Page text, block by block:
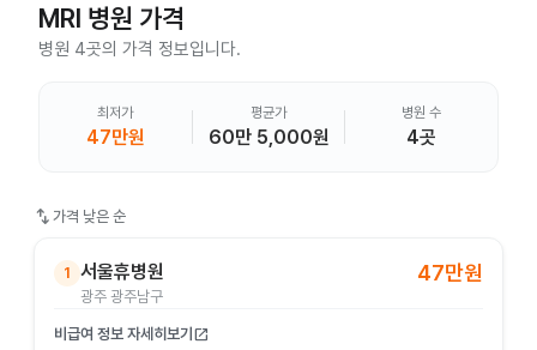
MRI 병원 가격
병원 4곳의 가격 정보입니다.
최저가
47만원
평균가
60만 5,000원
병원 수
4곳
swap_vert 가격 낮은 순
1 서울휴병원
광주 광주남구
47만원
비급여 정보 자세히보기 open_in_new